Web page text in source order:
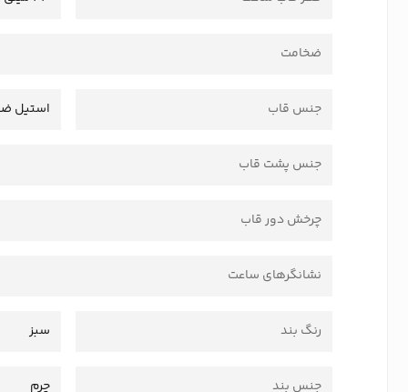
ضخامت
جنس قاب استیل
جنس پشت قاب
چرخش دور قاب
نشانگرهای ساعت
رنگ بند سبز
جنس بند چرم